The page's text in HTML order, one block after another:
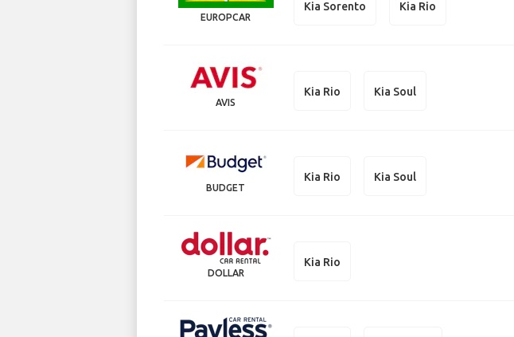
EUROPCAR
Kia Sorento Kia Rio
AVIS
Kia Rio Kia Soul
BUDGET
Kia Rio Kia Soul
DOLLAR
Kia Rio